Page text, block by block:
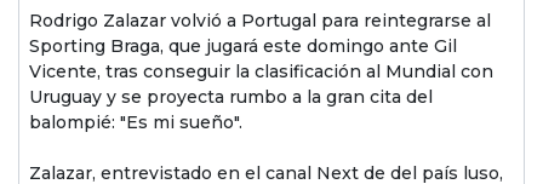
Rodrigo Zalazar volvió a Portugal para reintegrarse al
Sporting Braga, que jugará este domingo ante Gil
Vicente, tras conseguir la clasificación al Mundial con
Uruguay y se proyecta rumbo a la gran cita del
balompié: "Es mi sueño".
Zalazar, entrevistado en el canal Next de del país luso,